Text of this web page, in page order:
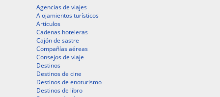
Agencias de viajes
Alojamientos turísticos
Artículos
Cadenas hoteleras
Cajón de sastre
Compañías aéreas
Consejos de viaje
Destinos
Destinos de cine
Destinos de enoturismo
Destinos de libro